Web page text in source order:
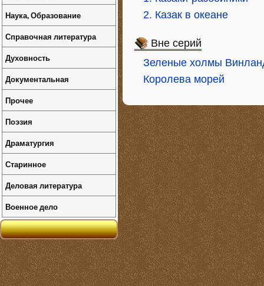
2. Казак в океане
Вне серий
Зеленые холмы
Королева морей
Наука, Образование
Справочная литература
Духовность
Документальная
Прочее
Поэзия
Драматургия
Старинное
Деловая литература
Военное дело